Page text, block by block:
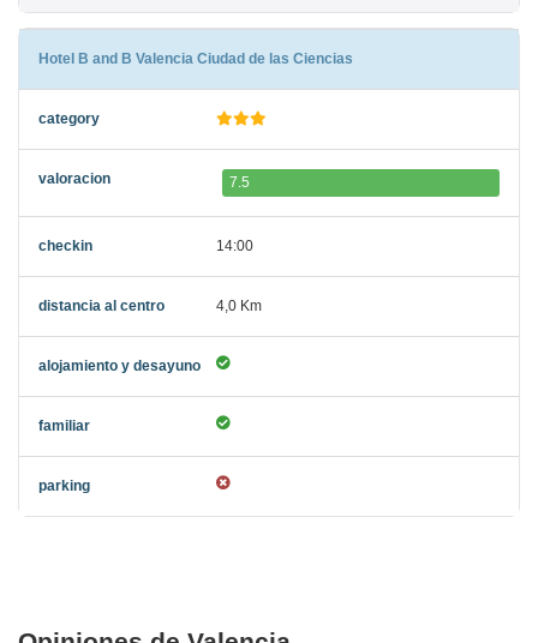
Hotel B and B Valencia Ciudad de las Ciencias
7.5
14:00
4,0 Km